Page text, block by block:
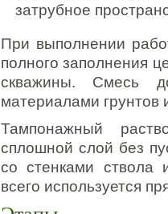
затрубное
При выполнении
полного заполнения
скважины. Смесь
материалами грунтов
Тампонажный
сплошной слой без
со стенками
всего используется